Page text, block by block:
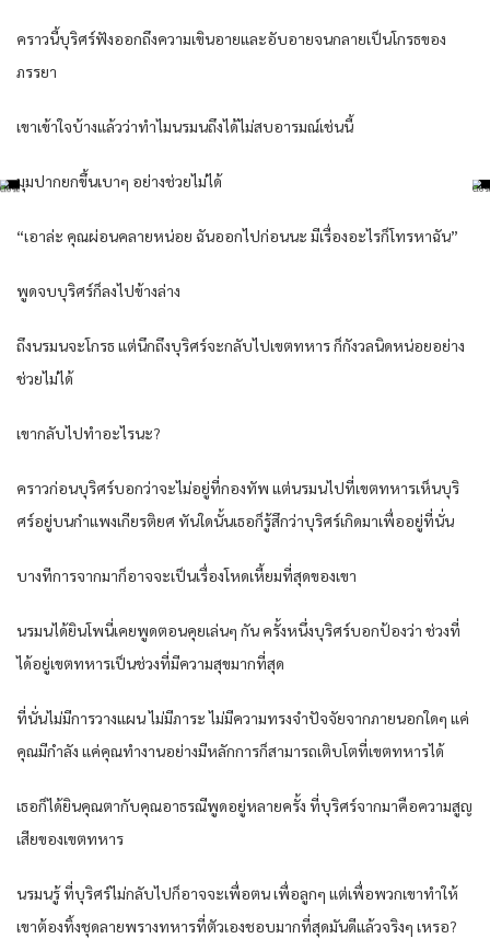
คราวนี้บุริศร์ฟังออกถึงความเขินอายและอับอายจนกลายเป็นโกรธของ
ภรรยา
เขาเข้าใจบ้างแล้วว่าทำไมนรมนถึงได้ไม่สบอารมณ์เช่นนี้
มุมปากยกขึ้นเบาๆ อย่างช่วยไม่ได้
“เอาล่ะ คุณผ่อนคลายหน่อย ฉันออกไปก่อนนะ มีเรื่องอะไรก็โทรหาฉัน”
พูดจบบุริศร์ก็ลงไปข้างล่าง
ถึงนรมนจะโกรธ แต่นึกถึงบุริศร์จะกลับไปเขตทหาร ก็กังวลนิดหน่อยอย่าง
ช่วยไม่ได้
เขากลับไปทำอะไรนะ?
คราวก่อนบุริศร์บอกว่าจะไม่อยู่ที่กองทัพ แต่นรมนไปที่เขตทหารเห็นบุริ
ศร์อยู่บนกำแพงเกียรติยศ ทันใดนั้นเธอก็รู้สึกว่าบุริศร์เกิดมาเพื่ออยู่ที่นั่น
บางทีการจากมาก็อาจจะเป็นเรื่องโหดเหี้ยมที่สุดของเขา
นรมนได้ยินโพนี่เคยพูดตอนคุยเล่นๆ กัน ครั้งหนึ่งบุริศร์บอกป้องว่า ช่วงที่
ได้อยู่เขตทหารเป็นช่วงที่มีความสุขมากที่สุด
ที่นั่นไม่มีการวางแผน ไม่มีภาระ ไม่มีความทรงจำปัจจัยจากภายนอกใดๆ แค่
คุณมีกำลัง แค่คุณทำงานอย่างมีหลักการก็สามารถเติบโตที่เขตทหารได้
เธอก็ได้ยินคุณตากับคุณอาธรณีพูดอยู่หลายครั้ง ที่บุริศร์จากมาคือความสูญ
เสียของเขตทหาร
นรมนรู้ ที่บุริศร์ไม่กลับไปก็อาจจะเพื่อตน เพื่อลูกๆ แต่เพื่อพวกเขาทำให้
เขาต้องทิ้งชุดลายพรางทหารที่ตัวเองชอบมากที่สุดมันดีแล้วจริงๆ เหรอ?